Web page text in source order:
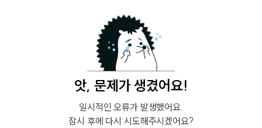
앗, 문제가 생겼어요!
일시적인 오류가 발생했어요.
잠시 후에 다시 시도해주시겠어요?